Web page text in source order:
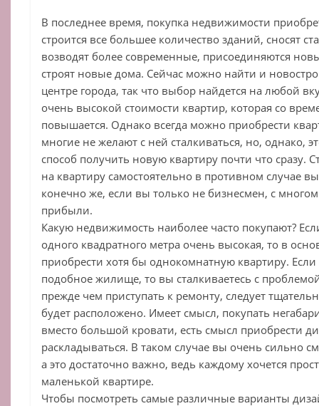
В последнее время, покупка недвижимости
строится все большее количество зданий, сносят
возводят более современные, присоединяются
строят новые дома. Сейчас можно найти и
центре города, так что выбор найдется на любой
очень высокой стоимости квартир, которая со
повышается. Однако всегда можно приобрести
многие не желают с ней сталкиваться, но, однако,
способ получить новую квартиру почти что сразу.
на квартиру самостоятельно в противном случае
конечно же, если вы только не бизнесмен, с
прибыли.
Какую недвижимость наиболее часто покупают?
одного квадратного метра очень высокая, то в
приобрести хотя бы однокомнатную квартиру.
подобное жилище, то вы сталкиваетесь с
прежде чем приступать к ремонту, следует
будет расположено. Имеет смысл, покупать
вместо большой кровати, есть смысл приобрести
раскладываться. В таком случае вы очень сильно
а это достаточно важно, ведь каждому хочется
маленькой квартире.
Чтобы посмотреть самые различные варианты